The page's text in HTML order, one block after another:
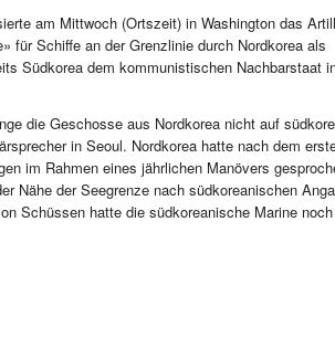
am Mittwoch (Ortszeit) in Washington das
für Schiffe an der Grenzlinie durch Nordkorea als
Südkorea dem kommunistischen Nachbarstaat
die Geschosse aus Nordkorea nicht auf
in Seoul. Nordkorea hatte nach dem
im Rahmen eines jährlichen Manövers
Nähe der Seegrenze nach südkoreanischen
Schüssen hatte die südkoreanische Marine